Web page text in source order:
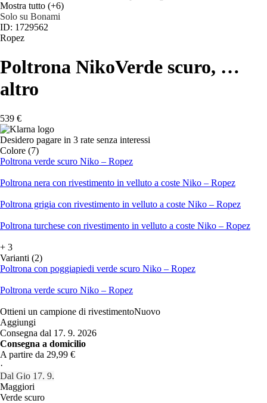
Mostra tutto (+6)
Solo su Bonami
ID: 1729562
Ropez
Poltrona NikoVerde scuro, …
altro
539 €
Desidero pagare in 3 rate senza interessi
Colore (7)
Poltrona verde scuro Niko – Ropez
Poltrona nera con rivestimento in velluto a coste Niko – Ropez
Poltrona grigia con rivestimento in velluto a coste Niko – Ropez
Poltrona turchese con rivestimento in velluto a coste Niko – Ropez
+ 3
Varianti (2)
Poltrona con poggiapiedi verde scuro Niko – Ropez
Poltrona verde scuro Niko – Ropez
Ottieni un campione di rivestimentoNuovo
Aggiungi
Consegna dal 17. 9. 2026
Consegna a domicilio
A partire da 29,99 €
·
Dal Gio 17. 9.
Maggiori
Verde scuro